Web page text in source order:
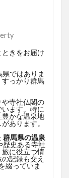
きをお届け
ではありま
っかり群馬
寺社仏閣の
ます。特に
かな温泉地
あります。
群馬県の温泉
歴史ある寺社
に役立つ情
記録も交え
綴っていま